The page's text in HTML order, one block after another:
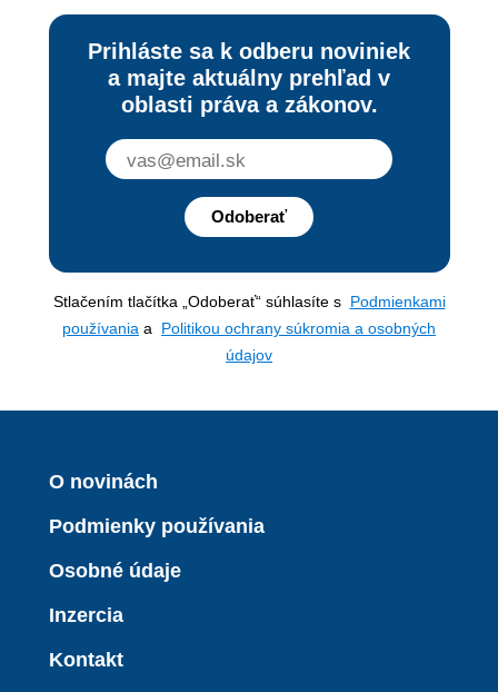
Prihláste sa k odberu noviniek
a majte aktuálny prehľad v
oblasti práva a zákonov.
Odoberať
Stlačením tlačítka „Odoberať“ súhlasíte s Podmienkami
používania a Politikou ochrany súkromia a osobných
údajov
O novinách
Podmienky používania
Osobné údaje
Inzercia
Kontakt